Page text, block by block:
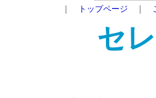
トップページ
セ